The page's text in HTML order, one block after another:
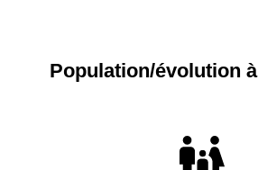
Population/évolution